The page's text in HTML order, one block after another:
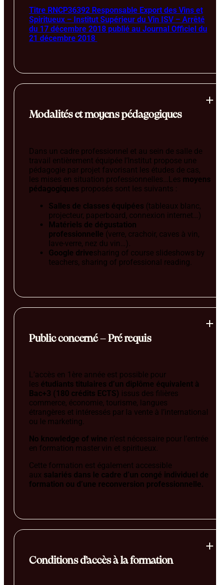
Titre RNCP36392 Responsable Export des Vins et
Spiritueux – Institut Supérieur du Vin ISV – Arrêté
du 17 décembre 2018 publié au Journal Officiel du
21 décembre 2018
Modalités et moyens pédagogiques
Dans un cadre professionnel et au sein de salle de
travail entièrement équipée l’Institut propose une
pédagogie par projet favorisant les études de cas,
les mises en situation professionnelles…Les moyens
pédagogiques proposés sont les suivants :
Salles de classes équipées (tableaux blanc,
projecteur, paperboard, connexion internet…)
Matériels de dégustation
professionnelle (verre, crachoir, caves à vin,
lave-verre, nez du vin…).
Google drivesharing of course slideshows by
teachers, sharing of professional reading.
Public concerné – Pré requis
L’accès en 1ère année est possible pour
les étudiants titulaires d’un diplôme équivalent à
Bac+3 (180 crédits ECTS) issus des filières
commerce, économie, tourisme, langues
étrangères et intéressés par la vente à l’international
ou le marketing.
No knowledge of wine n’est nécessaire pour l’entrée
en formation master vin et spiritueux.
Cette formation est également accessible
aux salariés dans le cadre d’un congé individuel de
formation ou d’une reconversion professionnelle.
Conditions d’accès à la formation